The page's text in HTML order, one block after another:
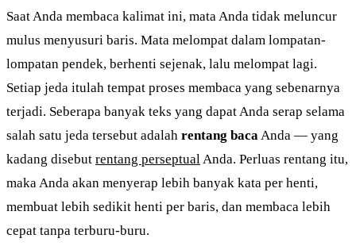
Saat Anda membaca kalimat ini, mata Anda tidak meluncur
mulus menyusuri baris. Mata melompat dalam lompatan-
lompatan pendek, berhenti sejenak, lalu melompat lagi.
Setiap jeda itulah tempat proses membaca yang sebenarnya
terjadi. Seberapa banyak teks yang dapat Anda serap selama
salah satu jeda tersebut adalah rentang bacaAnda — yang
kadang disebut rentang perseptualAnda. Perluas rentang itu,
maka Anda akan menyerap lebih banyak kata per henti,
membuat lebih sedikit henti per baris, dan membaca lebih
cepat tanpa terburu-buru.